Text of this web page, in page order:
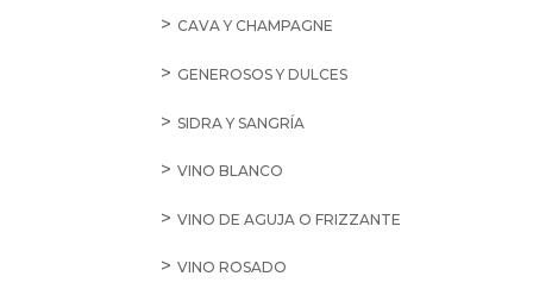
CAVA Y CHAMPAGNE
GENEROSOS Y DULCES
SIDRA Y SANGRÍA
VINO BLANCO
VINO DE AGUJA O FRIZZANTE
VINO ROSADO